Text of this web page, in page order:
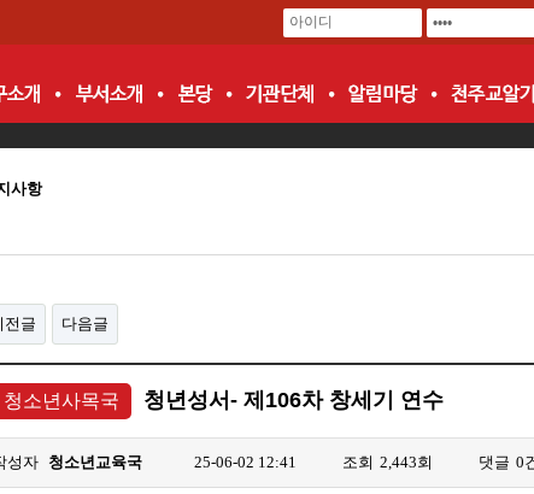
사항
전글 다음글
청소년사목국 청년성서- 제106차 창세기 연수
성자 청소년교육국 25-06-02 12:41 조회 2,443회 댓글 0